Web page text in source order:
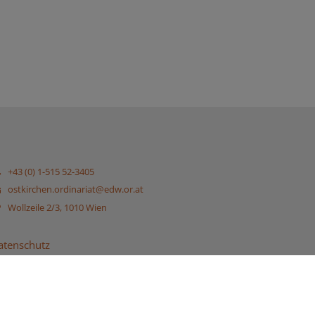
+43 (0) 1-515 52-3405
ostkirchen.ordinariat@edw.or.at
Wollzeile 2/3, 1010 Wien